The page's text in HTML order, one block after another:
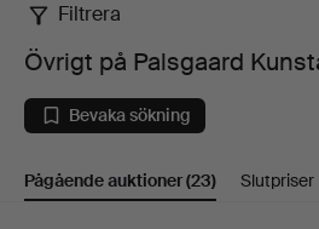
Övrigt
på
Palsgaard
Kunstauktioner
Filtrera
Övrigt på Palsgaard
Bevaka sökning
Pågående auktioner(23) Slutpriser